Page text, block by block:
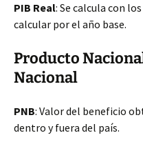
PIB Real: Se calcula con
calcular por el año base.
Producto
Nacional
PNB: Valor del beneficio
dentro y fuera del país.